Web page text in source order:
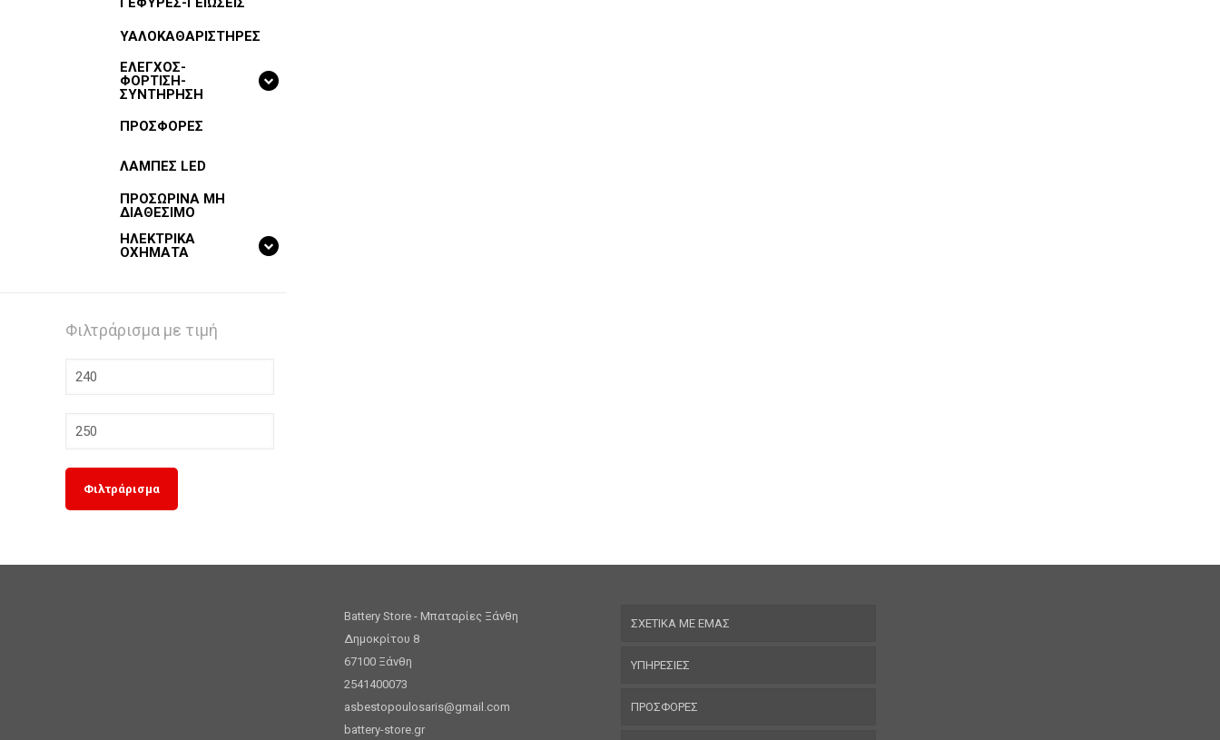
ΥΑΛΟΚΑΘΑΡΙΣΤΗΡΕΣ
ΕΛΕΓΧΟΣ-
ΦΟΡΤΙΣΗ-
ΣΥΝΤΗΡΗΣΗ
ΠΡΟΣΦΟΡΕΣ
ΛΑΜΠΕΣ LED
ΠΡΟΣΩΡΙΝΑ ΜΗ
ΔΙΑΘΕΣΙΜΟ
ΗΛΕΚΤΡΙΚΑ
ΟΧΗΜΑΤΑ
Φιλτράρισμα με τιμή
Ελάχιστη
Μέγιστη
Φιλτράρισμα
Battery Store - Μπαταρίες Ξάνθη
Δημοκρίτου 8
67100 Ξάνθη
2541400073
asbestopoulosaris@gmail.com
battery-store.gr
ΣΧΕΤΙΚΑ ΜΕ ΕΜΑΣ
ΥΠΗΡΕΣΙΕΣ
ΠΡΟΣΦΟΡΕΣ